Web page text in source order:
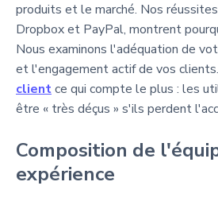
produits et le marché. Nos
Dropbox et PayPal, montrent
Nous examinons l'adéquation de
et l'engagement actif de vos clients.
clientce qui compte le plus : les
être « très déçus » s'ils perdent
Composition de
expérience